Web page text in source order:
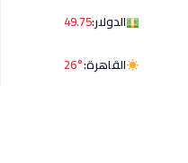
الدولار:49.75
القاهرة:26°